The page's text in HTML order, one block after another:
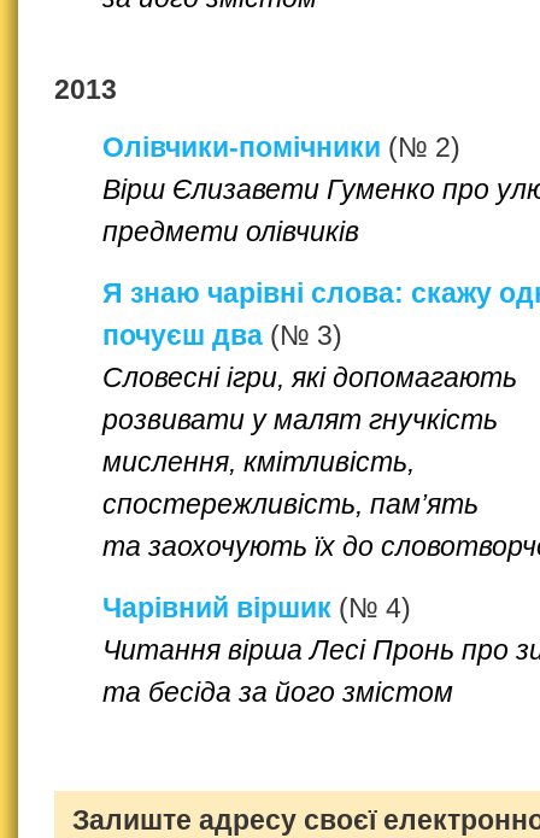
2013
Олівчики-помічники (№ 2)
Вірш Єлизавети Гуменко про
предмети олівчиків
Я знаю чарівні слова: скажу
почуєш два (№ 3)
Словесні ігри, які допомагають
розвивати у малят гнучкість
мислення, кмітливість,
спостережливість, пам’ять
та заохочують їх до
Чарівний віршик (№ 4)
Читання вірша Лесі Пронь про
та бесіда за його змістом
Залиште адресу своєї